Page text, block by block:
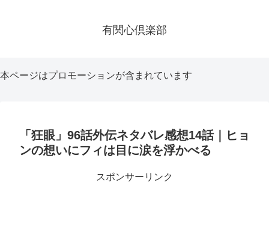
有関心倶楽部
本ページはプロモーションが含まれています
「狂眼」96話外伝ネタバレ感想14話｜ヒョ
ンの想いにフィは目に涙を浮かべる
スポンサーリンク